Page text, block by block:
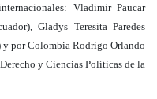
Vladimir Paucar
Gladys Teresita Paredes
por Colombia Rodrigo Orlando
y Ciencias Políticas de la